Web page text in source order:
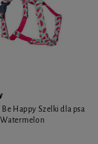
Happy Szelki dla psa
Watermelon